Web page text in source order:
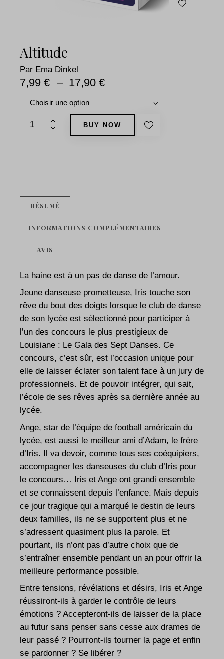
Altitude
Par Ema Dinkel
7,99 € – 17,90 €
BUY NOW
RÉSUMÉ
INFORMATIONS COMPLÉMENTAIRES
AVIS
La haine est à un pas de danse de l’amour.
Jeune danseuse prometteuse, Iris touche son
rêve du bout des doigts lorsque le club de danse
de son lycée est sélectionné pour participer à
l’un des concours le plus prestigieux de
Louisiane : Le Gala des Sept Danses. Ce
concours, c’est sûr, est l’occasion unique pour
elle de laisser éclater son talent face à un jury de
professionnels. Et de pouvoir intégrer, qui sait,
l’école de ses rêves après sa dernière année au
lycée.
Ange, star de l’équipe de football américain du
lycée, est aussi le meilleur ami d’Adam, le frère
d’Iris. Il va devoir, comme tous ses coéquipiers,
accompagner les danseuses du club d’Iris pour
le concours… Iris et Ange ont grandi ensemble
et se connaissent depuis l’enfance. Mais depuis
ce jour tragique qui a marqué le destin de leurs
deux familles, ils ne se supportent plus et ne
s’adressent quasiment plus la parole. Et
pourtant, ils n’ont pas d’autre choix que de
s’entraîner ensemble pendant un an pour offrir la
meilleure performance possible.
Entre tensions, révélations et désirs, Iris et Ange
réussiront-ils à garder le contrôle de leurs
émotions ? Accepteront-ils de laisser de la place
au futur sans penser sans cesse aux drames de
leur passé ? Pourront-ils tourner la page et enfin
se pardonner ? Se libérer ?